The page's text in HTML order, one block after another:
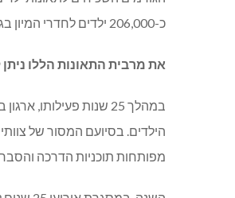
כ-206,000 ילדים לחדרי המיון בגלל היפגעות.
את מרבית התאונות הללו ניתן
במהלך 25 שנות
הילדים. בסיועם המסור של
מפותחות תוכניות הדרכה